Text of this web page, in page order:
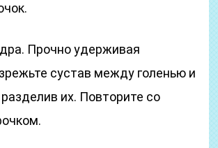
Прочно удерживая
сустав между голенью и
их. Повторите со